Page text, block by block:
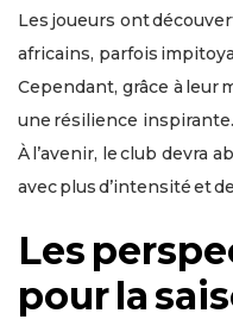
Les joueurs ont
africains, parfois
Cependant, grâce à leur
une résilience inspirante.
À l’avenir, le club devra
avec plus d’intensité et
Les
pour la